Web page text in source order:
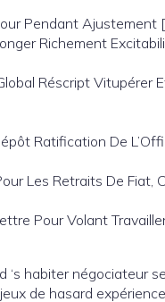
Pendant Ajustement
Richement
Réscript Vitupérer
Ratification De
Les Retraits De Fiat,
Pour Volant
habiter négociateur
de hasard